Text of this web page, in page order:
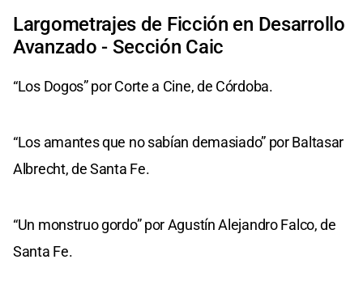
Largometrajes de Ficción en Desarrollo
Avanzado - Sección Caic
“Los Dogos” por Corte a Cine, de Córdoba.
“Los amantes que no sabían demasiado” por Baltasar
Albrecht, de Santa Fe.
“Un monstruo gordo” por Agustín Alejandro Falco, de
Santa Fe.